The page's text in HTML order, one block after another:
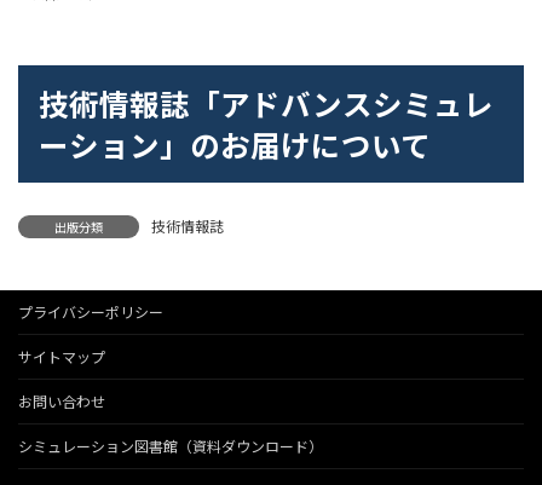
技術情報誌「アドバンスシミュレ
ーション」のお届けについて
出版分類 技術情報誌
プライバシーポリシー
サイトマップ
お問い合わせ
シミュレーション図書館（資料ダウンロード）